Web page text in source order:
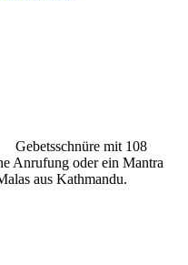
mit 108
Anrufung oder ein Mantra
aus Kathmandu.